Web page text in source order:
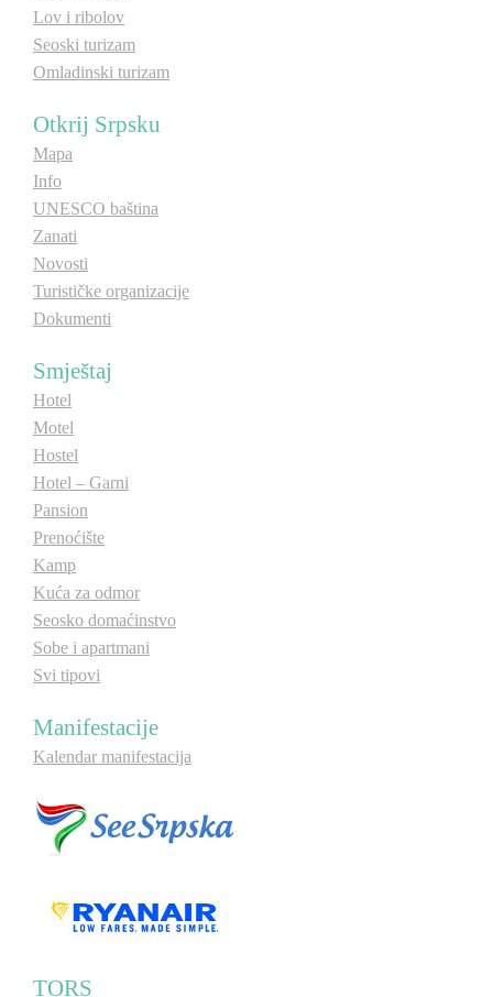
E-Brochure
Lov i ribolov
Seoski turizam
Omladinski turizam
Otkrij Srpsku
Mapa
Info
UNESCO baština
Zanati
Novosti
Turističke organizacije
Dokumenti
Smještaj
Hotel
Motel
Hostel
Hotel – Garni
Pansion
Prenoćište
Kamp
Kuća za odmor
Seosko domaćinstvo
Sobe i apartmani
Svi tipovi
Manifestacije
Kalendar manifestacija
TORS